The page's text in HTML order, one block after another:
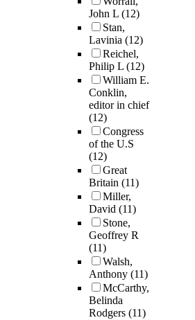
John L (12)
Stan,
Lavinia (12)
Reichel,
Philip L (12)
William E.
Conklin,
editor in chief
(12)
Congress
of the U.S
(12)
Great
Britain (11)
Miller,
David (11)
Stone,
Geoffrey R
(11)
Walsh,
Anthony (11)
McCarthy,
Belinda
Rodgers (11)